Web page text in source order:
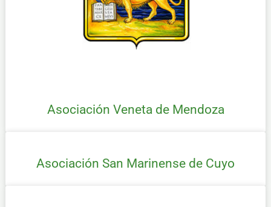
Asociación Veneta de Mendoza
Asociación San Marinense de Cuyo